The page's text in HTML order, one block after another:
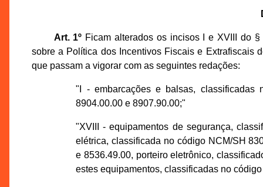
Art. 1º Ficam alterados os incisos I e XVIII do
sobre a Política dos Incentivos Fiscais e Extrafiscais
que passam a vigorar com as seguintes redações:
"I - embarcações e balsas, classificadas
8904.00.00 e 8907.90.00;"
"XVIII - equipamentos de segurança,
elétrica, classificada no código NCM/SH
e 8536.49.00, porteiro eletrônico,
estes equipamentos, classificadas no